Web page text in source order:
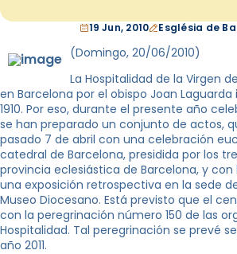
19 Jun, 2010 Església de
(Domingo, 20/06/2010)
La Hospitalidad de la Virgen
en Barcelona por el obispo Joan Laguarda
1910. Por eso, durante el presente año
se han preparado un conjunto de actos,
pasado 7 de abril con una celebración
catedral de Barcelona, presidida por los
provincia eclesiástica de Barcelona, y
una exposición retrospectiva en la sede de
Museo Diocesano. Está previsto que el
con la peregrinación número 150 de las
Hospitalidad. Tal peregrinación se prevé
año 2011.